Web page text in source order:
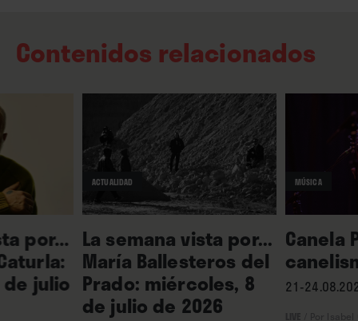
Contenidos relacionados
por...
julio
ACTUALIDAD
La semana vista por...
María Ballesteros del
Prado: miércoles, 8
de julio de 2026
MÚSICA
Canela
21-